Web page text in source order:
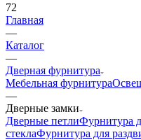
72
Главная
—
Каталог
—
Дверная фурнитура
Мебельная фурнитура
—
Дверные замки
Дверные петлиФурнитура
стеклаФурнитура для